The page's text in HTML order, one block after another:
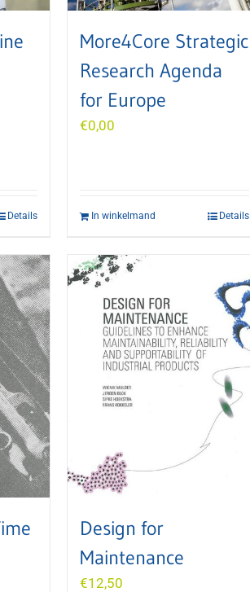
Details
More4Core Strategic
Research Agenda
for Europe
€0,00
In winkelmand Details
Design for
Maintenance
€12,50